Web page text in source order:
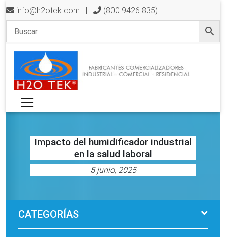
info@h2otek.com | (800 9426 835)
Impacto del humidificador industrial
en la salud laboral
5 junio, 2025
CATEGORÍAS